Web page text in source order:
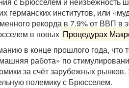
германских институтов, или
рекорда в 7.9% от ВВП в
в новых Процедурах
в конце прошлого года, что
работа» по
за счёт зарубежных
полемику с Брюсселем.